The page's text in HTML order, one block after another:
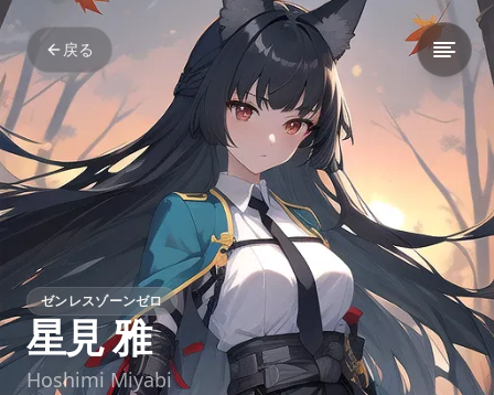
戻る
ゼンレスゾーンゼロ
星見 雅
Hoshimi Miyabi